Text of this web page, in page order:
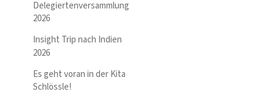
Delegiertenversammlung
2026
Insight Trip nach Indien
2026
Es geht voran in der Kita
Schlössle!